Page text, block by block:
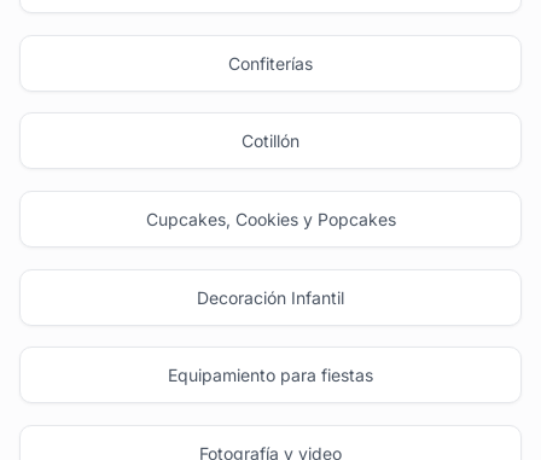
Confiterías
Cotillón
Cupcakes, Cookies y Popcakes
Decoración Infantil
Equipamiento para fiestas
Fotografía y video